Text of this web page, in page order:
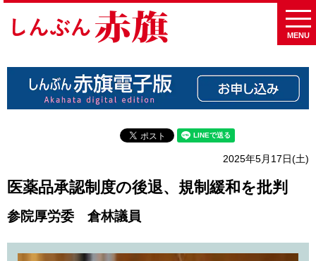
MENU
2025年5月17日(土)
医薬品承認制度の後退、規制緩和を批判
参院厚労委 倉林議員